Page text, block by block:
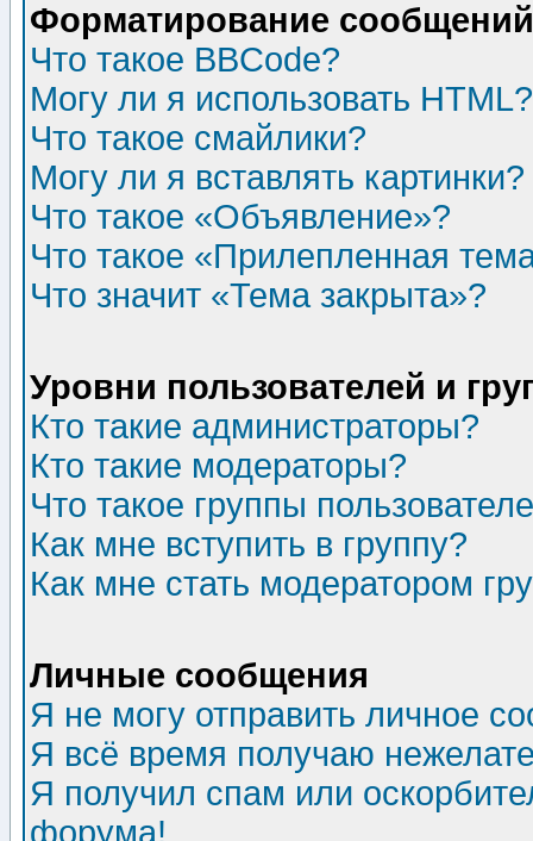
Форматирование
Что такое BBCode?
Могу ли я использовать HTML?
Что такое смайлики?
Могу ли я вставлять картинки?
Что такое «Объявление»?
Что такое «Прилепленная
Что значит «Тема закрыта»?
Уровни пользователей и
Кто такие администраторы?
Кто такие модераторы?
Что такое группы
Как мне вступить в группу?
Как мне стать модератором
Личные сообщения
Я не могу отправить личное
Я всё время получаю
Я получил спам или
форума!